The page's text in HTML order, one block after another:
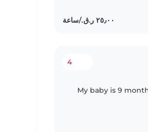
4
My baby is 9